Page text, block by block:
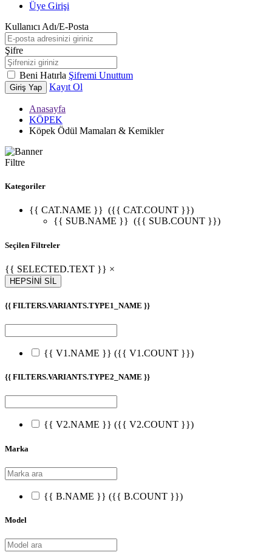
Üye Girişi
Kullanıcı Adı/E-Posta
Şifre
Beni Hatırla Şifremi Unuttum
Giriş Yap Kayıt Ol
Anasayfa
KÖPEK
Köpek Ödül Mamaları & Kemikler
Filtre
Kategoriler
{{ CAT.NAME }} ({{ CAT.COUNT }})
{{ SUB.NAME }} ({{ SUB.COUNT }})
Seçilen Filtreler
{{ SELECTED.TEXT }} ×
HEPSİNİ SİL
{{ FILTERS.VARIANTS.TYPE1_NAME }}
{{ V1.NAME }} ({{ V1.COUNT }})
{{ FILTERS.VARIANTS.TYPE2_NAME }}
{{ V2.NAME }} ({{ V2.COUNT }})
Marka
{{ B.NAME }} ({{ B.COUNT }})
Model